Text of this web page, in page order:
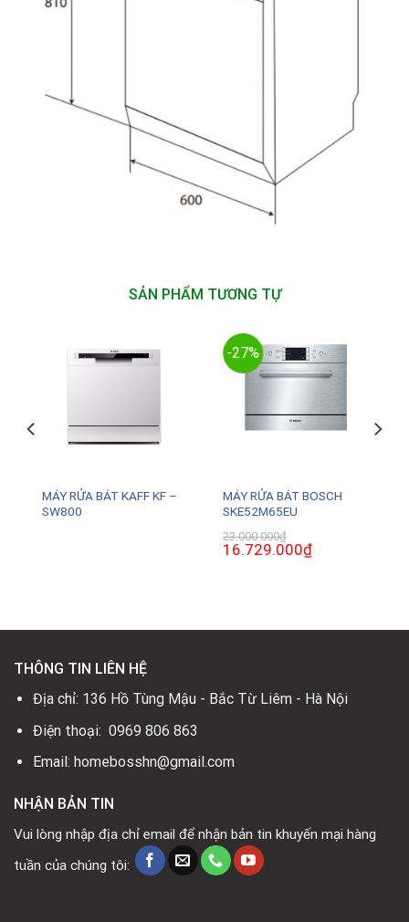
SẢN PHẨM TƯƠNG TỰ
MÁY RỬA BÁT KAFF KF –
SW800
-27%
MÁY RỬA BÁT BOSCH
SKE52M65EU
23.000.000₫
Giá
gốc
16.729.000₫Giá
hiện
THÔNG TIN LIÊN HỆ
Địa chỉ: 136 Hồ Tùng Mậu - Bắc Từ Liêm - Hà Nội
Điện thoại: 0969 806 863
Email: homebosshn@gmail.com
NHẬN BẢN TIN
Vui lòng nhập địa chỉ email để nhận bản tin khuyến mại hàng
tuần của chúng tôi: